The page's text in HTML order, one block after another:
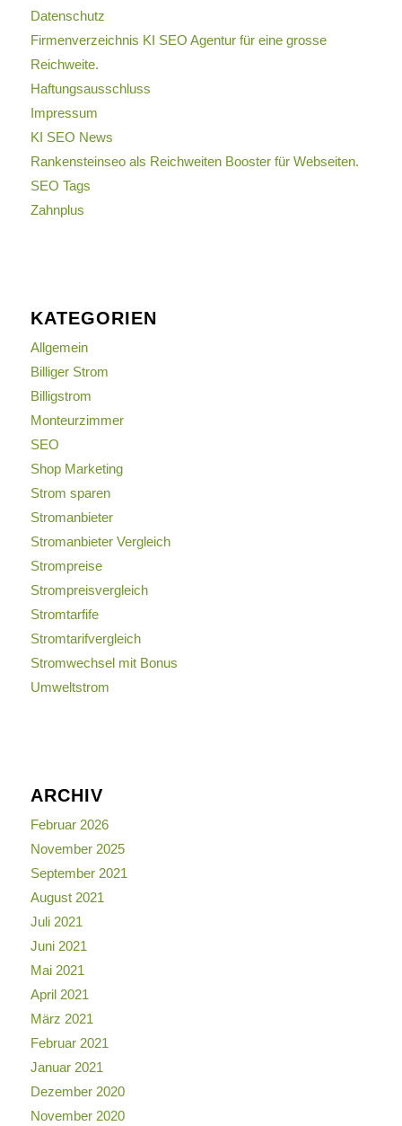
Datenschutz
Firmenverzeichnis KI SEO Agentur für eine grosse
Reichweite.
Haftungsausschluss
Impressum
KI SEO News
Rankensteinseo als Reichweiten Booster für Webseiten.
SEO Tags
Zahnplus
KATEGORIEN
Allgemein
Billiger Strom
Billigstrom
Monteurzimmer
SEO
Shop Marketing
Strom sparen
Stromanbieter
Stromanbieter Vergleich
Strompreise
Strompreisvergleich
Stromtarfife
Stromtarifvergleich
Stromwechsel mit Bonus
Umweltstrom
ARCHIV
Februar 2026
November 2025
September 2021
August 2021
Juli 2021
Juni 2021
Mai 2021
April 2021
März 2021
Februar 2021
Januar 2021
Dezember 2020
November 2020